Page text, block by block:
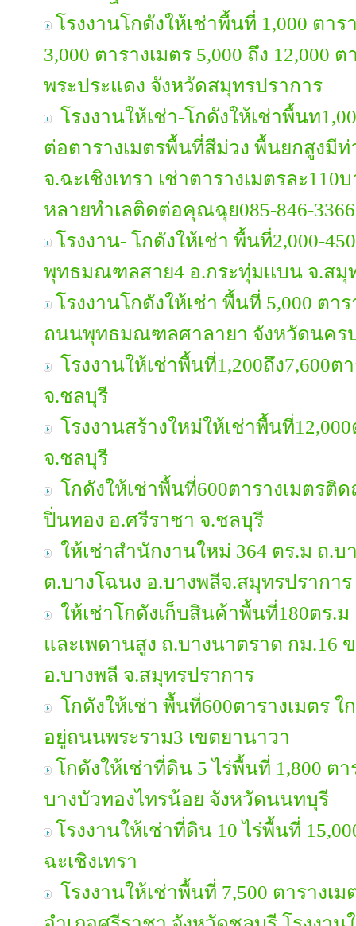
โรงงานโกดังให้เช่าพื้นที่ 1,000 ตาร
3,000 ตารางเมตร 5,000 ถึง 12,000
พระประแดง จังหวัดสมุทรปราการ
โรงงานให้เช่า-โกดังให้เช่าพื้นท
ต่อตารางเมตรพื้นที่สีม่วง พื้นยกสูงมี
จ.ฉะเชิงเทรา เช่าตารางเมตรละ110
หลายทำเลติดต่อคุณฉุย085-846-3366
โรงงาน- โกดังให้เช่า พื้นที่2,000-
พุทธมณฑลสาย4 อ.กระทุ่มเเบน จ.สมุ
โรงงานโกดังให้เช่า พื้นที่ 5,000 ตา
ถนนพุทธมณฑลศาลายา จังหวัดนคร
โรงงานให้เช่าพื้นที่1,200ถึง7,600ต
จ.ชลบุรี
โรงงานสร้างใหม่ให้เช่าพื้นที่
จ.ชลบุรี
โกดังให้เช่าพื้นที่600ตารางเมตรติ
ปิ่นทอง อ.ศรีราชา จ.ชลบุรี
ให้เช่าสำนักงานใหม่ 364 ตร.ม ถ.
ต.บางโฉนง อ.บางพลีจ.สมุทรปราการ
ให้เช่าโกดังเก็บสินค้าพื้นที่180ตร.ม
และเพดานสูง ถ.บางนาตราด กม.16
อ.บางพลี​ จ.สมุทรปราการ
โกดังให้เช่า พื้นที่600ตารางเมตร
อยู่ถนนพระราม3 เขตยานาวา
โกดังให้เช่าที่ดิน 5 ไร่พื้นที่ 1,800 ต
บางบัวทองไทรน้อย จังหวัดนนทบุรี
โรงงานให้เช่าที่ดิน 10 ไร่พื้นที่
ฉะเชิงเทรา
โรงงานให้เช่าพื้นที่ 7,500 ตาราง